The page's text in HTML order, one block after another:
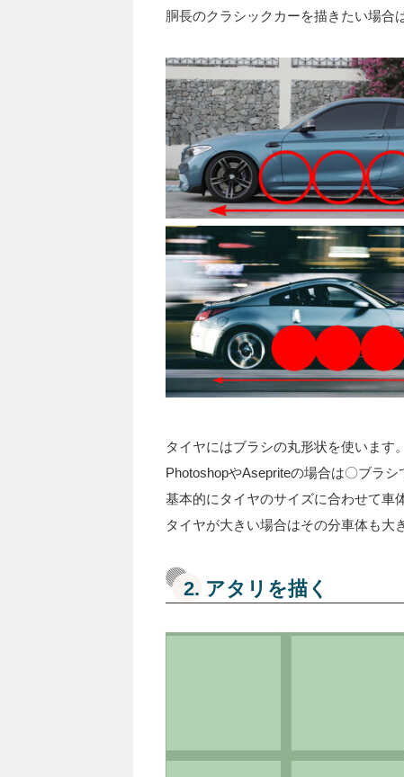
胴長のクラシックカーを描きたい場合
タイヤにはブラシの丸形状を使います。
PhotoshopやAsepriteの場合は〇ブラ
基本的にタイヤのサイズに合わせて車
タイヤが大きい場合はその分車体も大
2. アタリを描く